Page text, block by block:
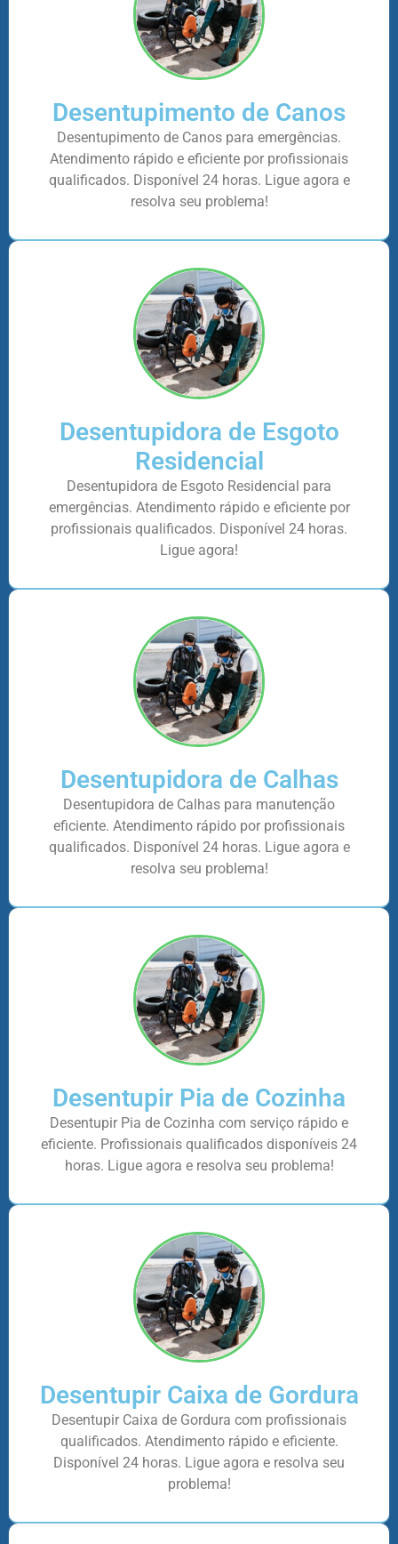
Desentupimento de Canos
Desentupimento de Canos para emergências.
Atendimento rápido e eficiente por profissionais
qualificados. Disponível 24 horas. Ligue agora e
resolva seu problema!
Desentupidora de Esgoto
Residencial
Desentupidora de Esgoto Residencial para
emergências. Atendimento rápido e eficiente por
profissionais qualificados. Disponível 24 horas.
Ligue agora!
Desentupidora de Calhas
Desentupidora de Calhas para manutenção
eficiente. Atendimento rápido por profissionais
qualificados. Disponível 24 horas. Ligue agora e
resolva seu problema!
Desentupir Pia de Cozinha
Desentupir Pia de Cozinha com serviço rápido e
eficiente. Profissionais qualificados disponíveis 24
horas. Ligue agora e resolva seu problema!
Desentupir Caixa de Gordura
Desentupir Caixa de Gordura com profissionais
qualificados. Atendimento rápido e eficiente.
Disponível 24 horas. Ligue agora e resolva seu
problema!